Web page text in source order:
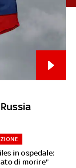
in ospedale:
di morire"